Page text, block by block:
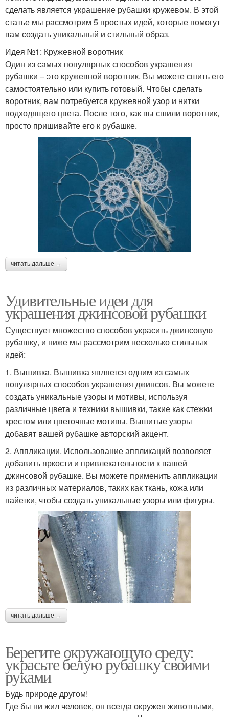
сделать является украшение рубашки кружевом. В этой
статье мы рассмотрим 5 простых идей, которые помогут
вам создать уникальный и стильный образ.
Идея №1: Кружевной воротник
Один из самых популярных способов украшения
рубашки – это кружевной воротник. Вы можете сшить его
самостоятельно или купить готовый. Чтобы сделать
воротник, вам потребуется кружевной узор и нитки
подходящего цвета. После того, как вы сшили воротник,
просто пришивайте его к рубашке.
читать дальше →
Удивительные идеи для
украшения джинсовой рубашки
Существует множество способов украсить джинсовую
рубашку, и ниже мы рассмотрим несколько стильных
идей:
1. Вышивка. Вышивка является одним из самых
популярных способов украшения джинсов. Вы можете
создать уникальные узоры и мотивы, используя
различные цвета и техники вышивки, такие как стежки
крестом или цветочные мотивы. Вышитые узоры
добавят вашей рубашке авторский акцент.
2. Аппликации. Использование аппликаций позволяет
добавить яркости и привлекательности к вашей
джинсовой рубашке. Вы можете применить аппликации
из различных материалов, таких как ткань, кожа или
пайетки, чтобы создать уникальные узоры или фигуры.
читать дальше →
Берегите окружающую среду:
украсьте белую рубашку своими
руками
Будь природе другом!
Где бы ни жил человек, он всегда окружен животными,